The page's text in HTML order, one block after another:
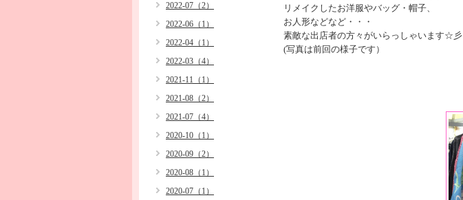
リメイクしたお洋服やバッグ・帽子、
お人形などなど・・・
素敵な出店者の方々がいらっしゃいます☆彡
(写真は前回の様子です）
2022-07（2）
2022-06（1）
2022-04（1）
2022-03（4）
2021-11（1）
2021-08（2）
2021-07（4）
2020-10（1）
2020-09（2）
2020-08（1）
2020-07（1）